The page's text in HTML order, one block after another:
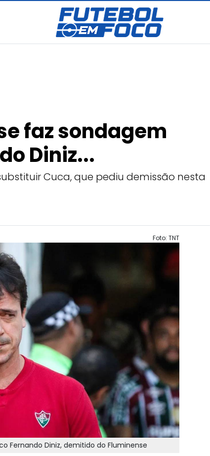
faz sondagem
Diniz...
Cuca, que pediu demissão nesta
Foto: TNT
Fernando Diniz, demitido do Fluminense